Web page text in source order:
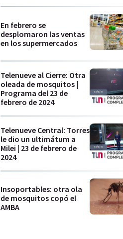
En febrero se
desplomaron las ventas
en los supermercados
Telenueve al Cierre: Otra
oleada de mosquitos |
Programa del 23 de
febrero de 2024
Telenueve Central: Torres
le dio un ultimátum a
Milei | 23 de febrero de
2024
Insoportables: otra ola
de mosquitos copó el
AMBA